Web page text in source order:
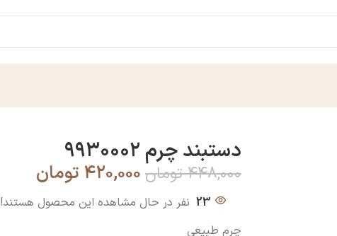
دستبند چرم ۹۹۳۰۰۰۲
۴۴۸,۰۰۰ تومان ۴۲۰,۰۰۰ تومان
23 نفر در حال مشاهده این محصول هستند!
چرم طبیعی